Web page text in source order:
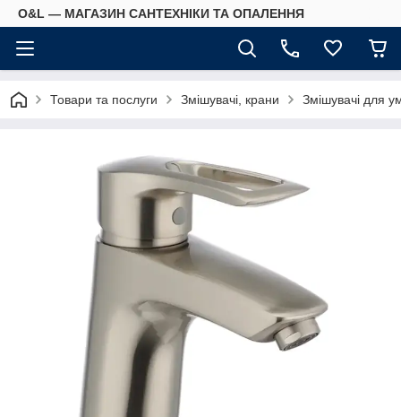
O&L — МАГАЗИН САНТЕХНІКИ ТА ОПАЛЕННЯ
Товари та послуги Змішувачі, крани Змішувачі для